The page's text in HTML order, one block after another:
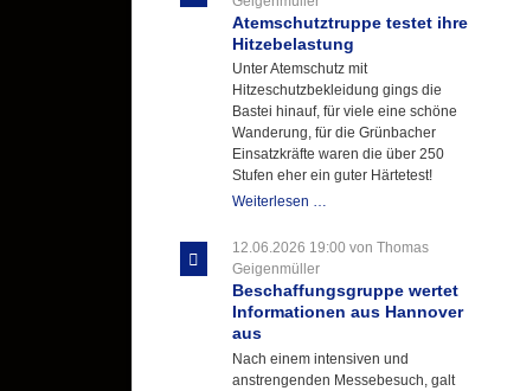
Kirmes
mit
zukunftsweisender
Einlage
Atemschutztruppe testet ihre
Hitzebelastung
Unter Atemschutz mit
Hitzeschutzbekleidung gings die
Bastei hinauf, für viele eine schöne
Wanderung, für die Grünbacher
Einsatzkräfte waren die über 250
Stufen eher ein guter Härtetest!
Weiterlesen …
ihre
12.06.2026 19:00 von Thomas
Geigenmüller
Beschaffungsgruppe wertet
Informationen aus Hannover
aus
Nach einem intensiven und
anstrengenden Messebesuch, galt